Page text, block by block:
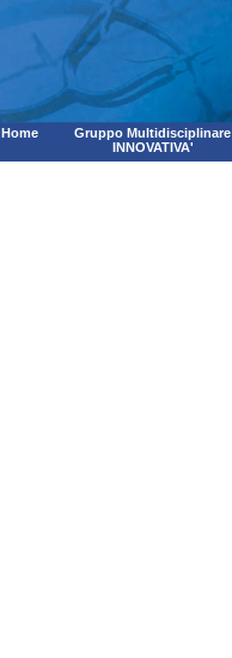
Home
Gruppo Multidisciplinare
INNOVATIVA'